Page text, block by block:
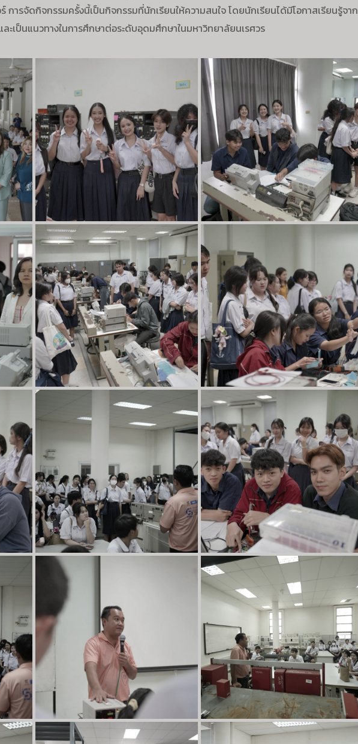
ารจัดกิจกรรมครั้งนี้เป็นกิจกรรมที่นักเรียนให้ความสนใจ โดยนักเรียนได้มีโอกาสเรียนรู้จาก
ะเป็นแนวทางในการศึกษาต่อระดับอุดมศึกษาในมหาวิทยาลัยนเรศวร